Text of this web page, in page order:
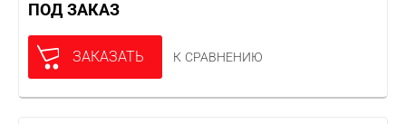
ПОД ЗАКАЗ
ЗАКАЗАТЬ К СРАВНЕНИЮ